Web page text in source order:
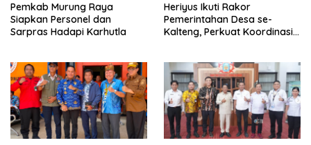
Pemkab Murung Raya
Siapkan Personel dan
Sarpras Hadapi Karhutla
Heriyus Ikuti Rakor
Pemerintahan Desa se-
Kalteng, Perkuat Koordinasi